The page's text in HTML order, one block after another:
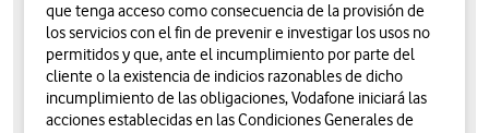
que tenga acceso como consecuencia de la provisión de
los servicios con el fin de prevenir e investigar los usos no
permitidos y que, ante el incumplimiento por parte del
cliente o la existencia de indicios razonables de dicho
incumplimiento de las obligaciones, Vodafone iniciará las
acciones establecidas en las Condiciones Generales de